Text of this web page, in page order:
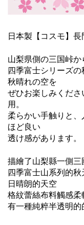
日本製【コスモ】長
山梨県側の三国峠か
四季富士シリーズ
秋晴れの空を
ぜひお楽しみくだ
用。
柔らかい手触りと
ほど良い
透け感があります。
描繪了山梨縣一側三
四季富士山系列的
日晴朗的天空
格紋蕾絲布料觸感柔
有一種純粹半透明的